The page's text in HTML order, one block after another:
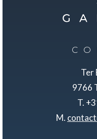
Ter
9766
T.
M.